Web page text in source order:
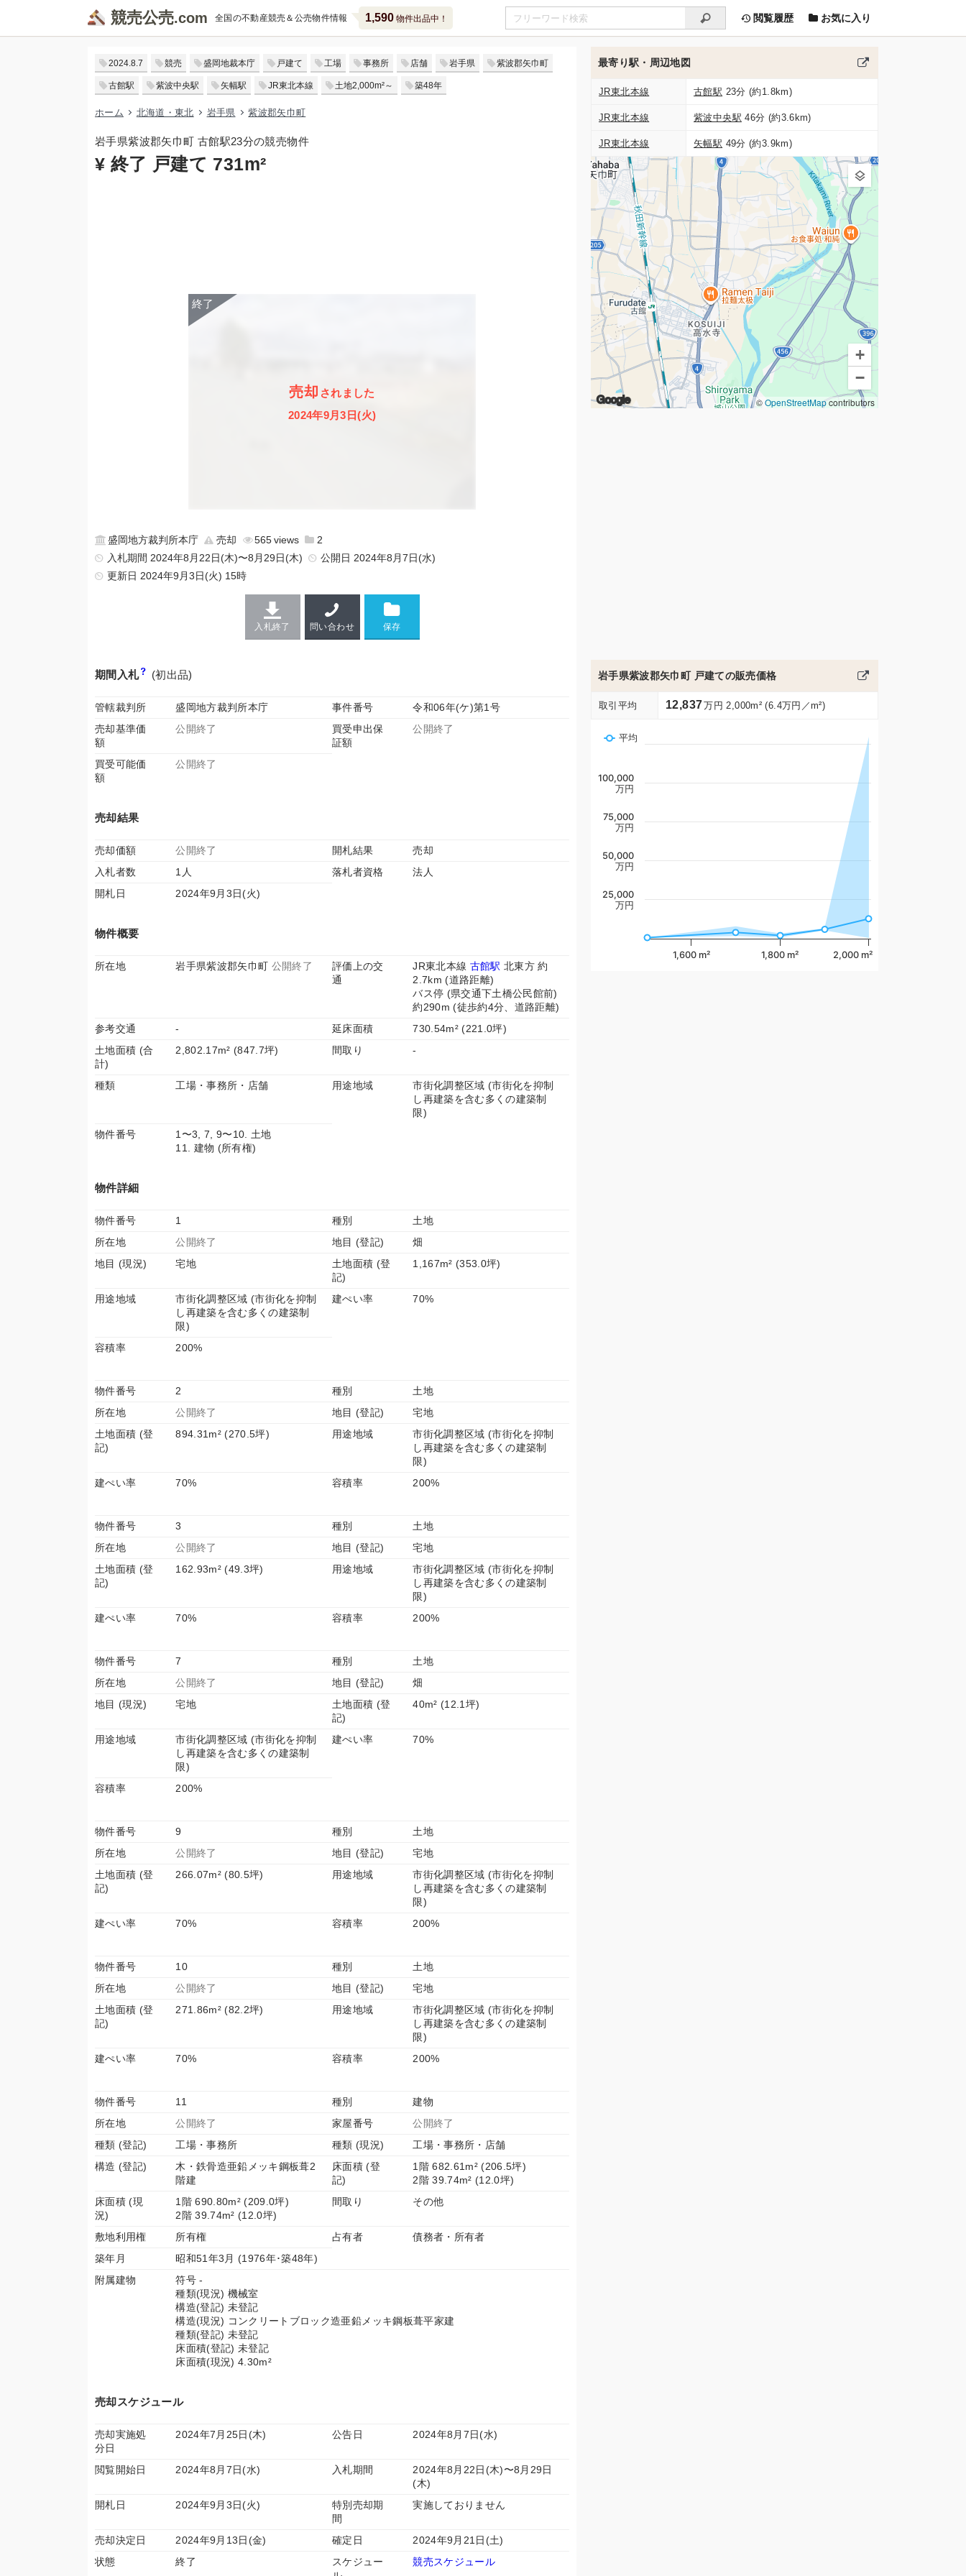
競売公売 全国の不動産競売＆公売物件情報 1,590物件出品中！ 閲覧履歴 お気に入り
2024.8.7 競売 盛岡地裁本庁 戸建て 工場 事務所 店舗 岩手県 紫波郡矢巾町
古館駅 紫波中央駅 矢幅駅 JR東北本線 土地2,000m²～ 築48年
ホーム 北海道・東北 岩手県 紫波郡矢巾町
岩手県紫波郡矢巾町 古館駅23分の競売物件
¥ 終了 戸建て 731m²
売却 されました
2024年9月3日(火)
盛岡地方裁判所本庁 売却 565
2
入札期間 2024年8月22日(木)〜8月29日(木)
公開日 2024年8月7日(水)
更新日 2024年9月3日(火) 15時
入札終了 問い合わせ
期間入札 (初出品)
管轄裁判所 盛岡地方裁判所本庁 事件番号
令和06年(ケ)第1号
売却基準価
額
公開終了
買受申出保
証額
公開終了
買受可能価
額
公開終了
売却結果
売却価額 公開終了 開札結果
売却
入札者数
1人 落札者資格
法人
開札日
2024年9月3日(火)
物件概要
所在地 岩手県紫波郡矢巾町 公開終了
評価上の交
通
JR東北本線 古館駅 北東方 約
2.7km (道路距離)
バス停 (県交通下土橋公民館前)
約290m (徒歩約4分、道路距離)
参考交通
- 延床面積
730.54m² (221.0坪)
土地面積 (合
計)
2,802.17m² (847.7坪) 間取り -
種類 工場・事務所・店舗 用途地域
市街化調整区域 (市街化を抑制
し再建築を含む多くの建築制
限)
物件番号
1〜3, 7, 9〜10. 土地
11. 建物 (所有権)
物件詳細
物件番号 1 種別
土地
所在地
公開終了 地目 (登記)
畑
地目 (現況)
宅地
土地面積 (登
記)
1,167m² (353.0坪)
用途地域
市街化調整区域 (市街化を抑制
し再建築を含む多くの建築制
限)
建ぺい率 70%
容積率 200%
物件番号 2 種別
土地
所在地
公開終了 地目 (登記)
宅地
土地面積 (登
記)
894.31m² (270.5坪) 用途地域
市街化調整区域 (市街化を抑制
し再建築を含む多くの建築制
限)
建ぺい率
70% 容積率 200%
物件番号 3 種別
土地
所在地
公開終了 地目 (登記)
宅地
土地面積 (登
記)
162.93m² (49.3坪) 用途地域
市街化調整区域 (市街化を抑制
し再建築を含む多くの建築制
限)
建ぺい率
70% 容積率 200%
物件番号 7 種別
土地
所在地
公開終了 地目 (登記)
畑
地目 (現況)
宅地
土地面積 (登
記)
40m² (12.1坪)
用途地域
市街化調整区域 (市街化を抑制
し再建築を含む多くの建築制
限)
建ぺい率 70%
容積率 200%
物件番号 9 種別
土地
所在地
公開終了 地目 (登記)
宅地
土地面積 (登
記)
266.07m² (80.5坪) 用途地域
市街化調整区域 (市街化を抑制
し再建築を含む多くの建築制
限)
建ぺい率
70% 容積率 200%
物件番号 10 種別
土地
所在地
公開終了 地目 (登記)
宅地
土地面積 (登
記)
271.86m² (82.2坪) 用途地域
市街化調整区域 (市街化を抑制
し再建築を含む多くの建築制
限)
建ぺい率
70% 容積率 200%
物件番号 11 種別
建物
所在地
公開終了 家屋番号
公開終了
種類 (登記)
工場・事務所 種類 (現況)
工場・事務所・店舗
構造 (登記)
木・鉄骨造亜鉛メッキ鋼板葺2
階建
床面積 (登
記)
1階 682.61m² (206.5坪)
2階 39.74m² (12.0坪)
床面積 (現
況)
1階 690.80m² (209.0坪)
2階 39.74m² (12.0坪)
間取り その他
敷地利用権 所有権 占有者
債務者・所有者
築年月
昭和51年3月 (1976年･築48年)
附属建物
符号 -
種類(現況) 機械室
構造(登記) 未登記
構造(現況) コンクリートブロック造亜鉛メッキ鋼板葺平家建
種類(登記) 未登記
床面積(登記) 未登記
床面積(現況) 4.30m²
売却スケジュール
売却実施処
分日
2024年7月25日(木) 公告日 2024年8月7日(水)
閲覧開始日 2024年8月7日(水) 入札期間
2024年8月22日(木)〜8月29日
(木)
開札日
2024年9月3日(火)
特別売却期
間
実施しておりません
売却決定日 2024年9月13日(金) 確定日
2024年9月21日(土)
状態
終了
スケジュー
競売スケジュール
最寄り駅・周辺地図
JR東北本線 古館駅 23分 (約1.8km)
JR東北本線 紫波中央駅 46分 (約3.6km)
JR東北本線 矢幅駅 49分 (約3.9km)
Google
+
−
©OpenStreetMapcontributors
岩手県紫波郡矢巾町 戸建ての販売価格
取引平均 12,837万円 2,000m² (6.4万円／m²)
平均
1,600 m² 1,800 m² 2,000 m²
25,000
万円
50,000
万円
75,000
万円
100,000
万円